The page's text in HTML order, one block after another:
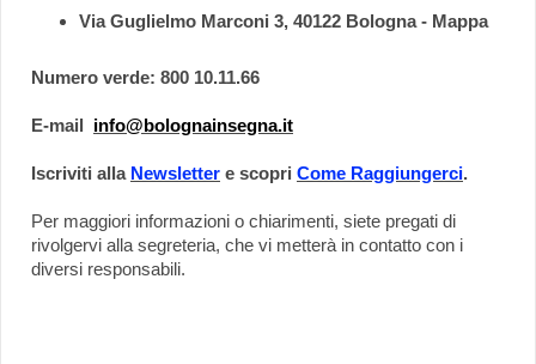
Via Guglielmo Marconi 3, 40122 Bologna - Mappa
Numero verde: 800 10.11.66
E-mail info@bolognainsegna.it
Iscriviti alla Newsletter e scopri Come Raggiungerci.
Per maggiori informazioni o chiarimenti, siete pregati di
rivolgervi alla segreteria, che vi metterà in contatto con i
diversi responsabili.